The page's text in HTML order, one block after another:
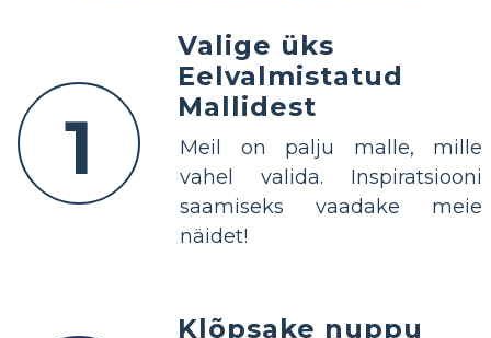
1
Valige üks
Eelvalmistatud
Mallidest
Meil on palju malle, mille
vahel valida. Inspiratsiooni
saamiseks vaadake meie
näidet!
Klõpsake nuppu